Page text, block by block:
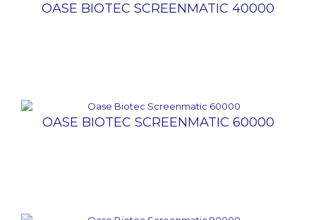
OASE BIOTEC SCREENMATIC 40000
OASE BIOTEC SCREENMATIC 60000